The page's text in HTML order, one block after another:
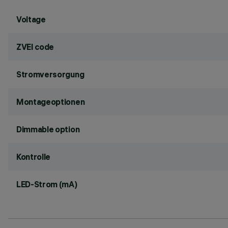
Voltage
ZVEI code
Stromversorgung
Montageoptionen
Dimmable option
Kontrolle
LED-Strom (mA)